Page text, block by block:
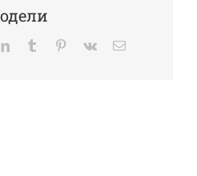
LinkedInTumblr Pinterest
Vk Email